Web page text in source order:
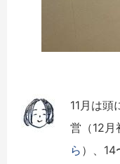
11月は頭
営（12月
ら ）、